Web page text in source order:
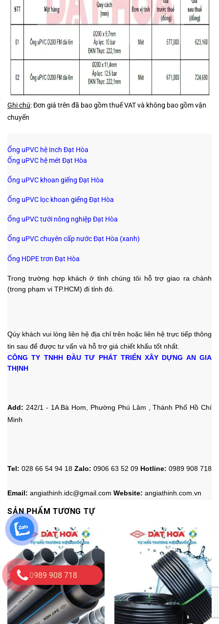
Ghi chú: Đơn giá trên đã bao gồm thuế VAT và không bao gồm vận
chuyển
Ống uPVC hệ Inch Đạt Hòa
Ống uPVC hệ mét Đạt Hòa
Ống uPVC khoan giếng Đạt Hòa
Ống uPVC lọc khoan giếng Đạt Hòa
Ống uPVC tưới nông nghiệp Đạt Hòa
Ống uPVC chuyên cấp nước Đạt Hòa (xanh)
Ống HDPE trơn Đạt Hòa
Trong trường hợp khách ở tỉnh chúng tôi hỗ trợ giao ra chành
(trong phạm vi TP.HCM) đi tỉnh đó.
Qúy khách vui lòng liên hệ địa chỉ trên hoặc liên hệ trực tiếp thông
tin sau để được tư vấn và hỗ trợ giá chiết khấu tốt nhất.
CÔNG TY TNHH ĐẦU TƯ PHÁT TRIỂN XÂY DỰNG AN GIA
THỊNH
Add: 242/1 - 1A Bà Hom, Phường Phú Lâm , Thành Phố Hồ Chí
Minh
Tel: 028 66 54 94 18 Zalo: 0906 63 52 09 Hotline: 0989 908 718
Email: angiathinh.idc@gmail.com Website: angiathinh. com.vn
SẢN PHẨM TƯƠNG TỰ
0989 908 718